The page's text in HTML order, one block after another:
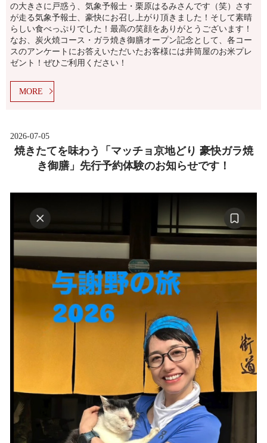
の大きさに戸惑う、気象予報士・栗原はるみさんです（笑）さす
が走る気象予報士、豪快にお召し上がり頂きました！そして素晴
らしい食べっぷりでした！最高の笑顔をありがとうございます！
なお、炭火焼コース・ガラ焼き御膳オープン記念として、各コー
スのアンケートにお答えいただいたお客様には井筒屋のお米プレ
ゼント！ぜひご利用ください！
MORE
2026-07-05
焼きたてを味わう「マッチョ京地どり 豪快ガラ焼
き御膳」先行予約体験のお知らせです！